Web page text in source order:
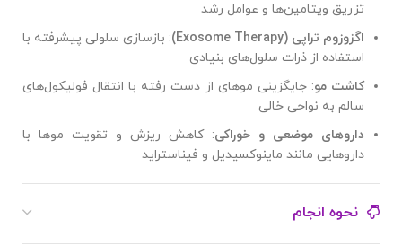
تزریق ویتامین‌ها و عوامل رشد
اگزوزوم تراپی (Exosome Therapy)
: بازسازی سلولی پیشرفته با
استفاده از ذرات سلول‌های بنیادی
کاشت مو: جایگزینی موهای از دست رفته با انتقال فولیکول‌های
سالم به نواحی خالی
داروهای موضعی و خوراکی: کاهش ریزش و تقویت موها با
داروهایی مانند ماینوکسیدیل و فیناستراید
نحوه انجام